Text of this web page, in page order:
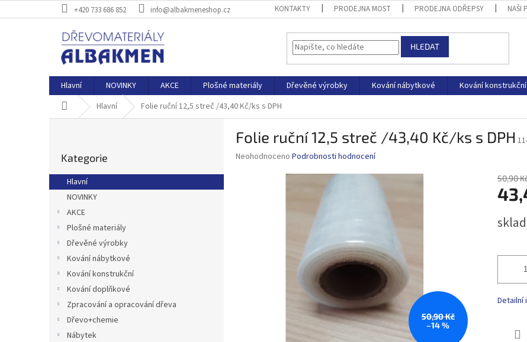
na
+420 733 686 852 info@albakmeneshop.cz KONTAKTY PRODEJNA MOST PRODEJNA ODŘEPSY NAŠI
HLEDAT
Hlavní NOVINKY AKCE Plošné materiály Dřevěné výrobky Kování nábytkové Kování konstrukční
Domů Hlavní Folie ruční 12,5 streč /43,40 Kč/ks s DPH
r
a
kategorie
Kategorie
Hlavní
NOVINKY
AKCE
Plošné materiály
Dřevěné výrobky
Kování nábytkové
Kování konstrukční
Kování doplňkové
Zpracování a opracování dřeva
Dřevo+chemie
Nábytek
Folie ruční 12,5 streč /43,40 Kč/ks s DPH
Průměrné
Neohodnoceno Podrobnosti hodnocení
50,90 Kč
–14 %
50,90
cena:
Detailní